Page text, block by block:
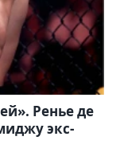
Ренье де
экс-